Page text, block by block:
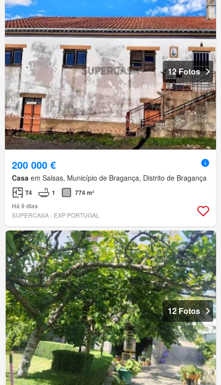
12 Fotos
200 000 €
Casa em Salsas, Município de Bragança, Distrito de Bragança
T4 1
774 m²
Há 9 dias
SUPERCASA - EXP PORTUGAL
12 Fotos